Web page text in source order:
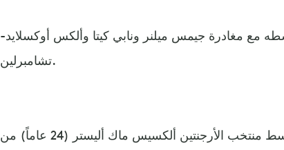
مع مغادرة جيمس ميلنر ونابي كيتا وألكس أوكسلايد-
تشامبرلين.
وضم النادي حتى الآن لاعب خط وسط منتخب الأرجنتين ألكسيس ماك أليستر (24 عاماً) من